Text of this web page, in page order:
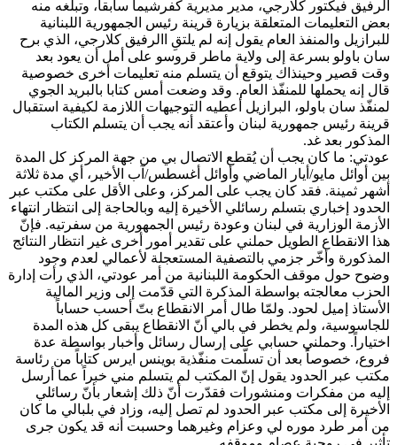
الرفيق فيكتور كلارجي، مدير مديرية كفرشيما سابقاً، وتبلغه منه
بعض التعليمات المتعلقة بزيارة قرينة رئيس الجمهورية اللبنانية
للبرازيل والمنفذ العام يقول إنه لم يلتقِ االرفيق كلارجي، الذي برح
سان باولو بسرعة إلى ولاية ماطر قروسو على أمل أن يعود بعد
وقت قصير وحينذاك يتوقع أن يتسلم منه تعليمات أخرى خصوصية
قال إنه يحملها للمنفّذ العام. وقد وضعت أمس كتابا بالبريد الجوي
لمنفّذ سان باولو، البرازيل أعطيه التوجيهات اللازمة لكيفية استقبال
قرينة رئيس جمهورية لبنان وأعتقد أنه يجب أن يتسلم الكتاب
المذكور بعد غد.
عودتي: ما كان يجب أن يُقطع الاتصال بي من جهة المركز كل المدة
بين أوائل مايو/أيار الماضي وأوائل أغسطس/آب الأخير، أي مدة ثلاثة
أشهر ثمينة. فقد كان يجب على المركز، وعلى الأقل على مكتب عبر
الحدود إخباري بتسلم رسائلي الأخيرة إليه وبالحاجة إلى انتظار انتهاء
الأزمة الوزارية في لبنان وعودة رئيس الجمهورية من سفرتيه. فإنّ
هذا الانقطاع الطويل حملني على تقدير أمور أخرى غير انتظار النتائج
المذكورة وأخّر جزمي بالتصفية المستعجلة لأعمالي لعدم وجود
وضوح حول موقف الحكومة اللبنانية من أمر عودتي، الذي رأت إدارة
الحزب معالجته بواسطة المذكرة التي قدّمت إلى وزير المالية
الأستاذ إميل لحود. ولمّا طال أمر الانقطاع بتّ أحسب حساباً
للجاسوسية، ولم يخطر في بالي أنّ الانقطاع يبقى كل هذه المدة
اختياراً. وحملني حسابي على إرسال رسائل وأخبار ‏بواسطة عدة
فروع، خصوصاً بعد أن تسلّمت منفّذية بوينس ايرس كتاباً من رئاسة
مكتب عبر الحدود يقول إنّ المكتب لم يتسلم مني خبراً عما أرسل
إليه من مفكرات ومنشورات فقدّرت أنّ ذلك إشعار بأنّ رسائلي
الأخيرة إلى مكتب عبر الحدود لم تصل إليه، وزاد في بلبالي ما كان
من أمر طرد موره لي وعزام وغيرهما وحسبت أنه قد يكون جرى